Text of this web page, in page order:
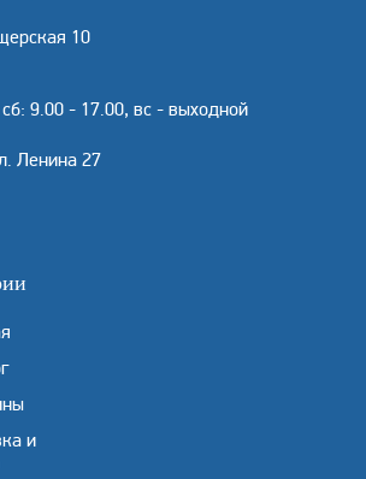
10
9.00 - 17.00, вс - выходной
Ленина 27
и